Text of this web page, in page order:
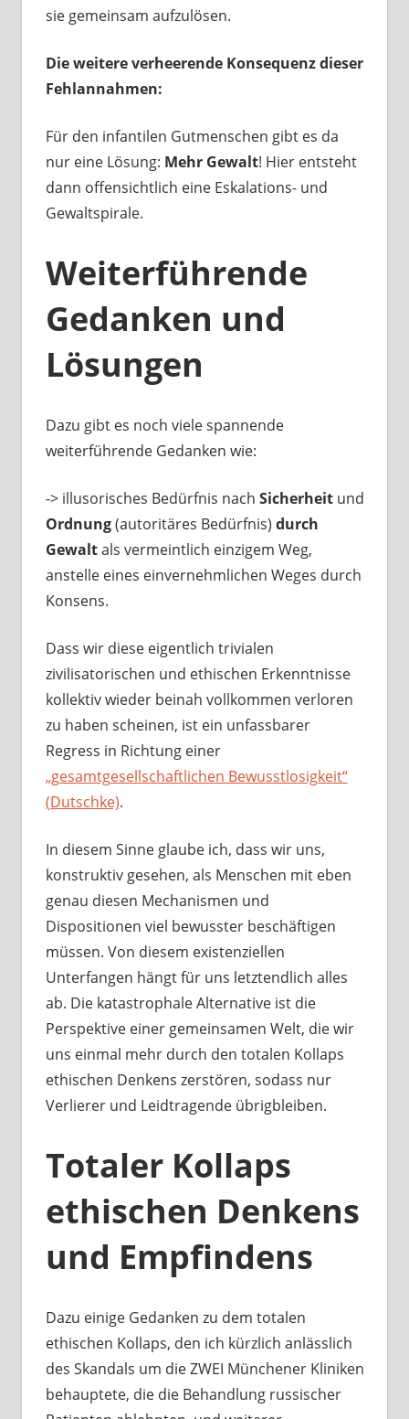
sie gemeinsam aufzulösen.
Die weitere verheerende Konsequenz dieser
Fehlannahmen:
Für den infantilen Gutmenschen gibt es da
nur eine Lösung: Mehr Gewalt! Hier entsteht
dann offensichtlich eine Eskalations- und
Gewaltspirale.
Weiterführende
Gedanken und
Lösungen
Dazu gibt es noch viele spannende
weiterführende Gedanken wie:
-> illusorisches Bedürfnis nach Sicherheit und
Ordnung(autoritäres Bedürfnis) durch
Gewaltals vermeintlich einzigem Weg,
anstelle eines einvernehmlichen Weges durch
Konsens.
Dass wir diese eigentlich trivialen
zivilisatorischen und ethischen Erkenntnisse
kollektiv wieder beinah vollkommen verloren
zu haben scheinen, ist ein unfassbarer
Regress in Richtung einer
„gesamtgesellschaftlichen Bewusstlosigkeit“
(Dutschke).
In diesem Sinne glaube ich, dass wir uns,
konstruktiv gesehen, als Menschen mit eben
genau diesen Mechanismen und
Dispositionen viel bewusster beschäftigen
müssen. Von diesem existenziellen
Unterfangen hängt für uns letztendlich alles
ab. Die katastrophale Alternative ist die
Perspektive einer gemeinsamen Welt, die wir
uns einmal mehr durch den totalen Kollaps
ethischen Denkens zerstören, sodass nur
Verlierer und Leidtragende übrigbleiben.
Totaler Kollaps
ethischen Denkens
und Empfindens
Dazu einige Gedanken zu dem totalen
ethischen Kollaps, den ich kürzlich anlässlich
des Skandals um die ZWEI Münchener Kliniken
behauptete, die die Behandlung russischer